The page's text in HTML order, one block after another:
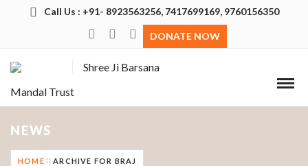
Call Us : +91- 8923563256, 7417699169, 9760156350
DONATE NOW
Shree Ji Barsana
Mandal Trust
NEWS
HOME ARCHIVE FOR BRAJ